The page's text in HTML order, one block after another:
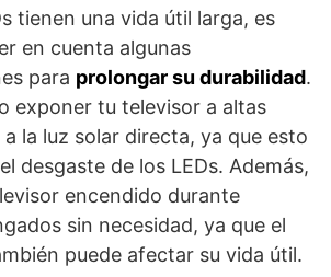
tienen una vida útil larga, es
en cuenta algunas
para prolongar su durabilidad.
exponer tu televisor a altas
la luz solar directa, ya que esto
desgaste de los LEDs. Además,
encendido durante
sin necesidad, ya que el
puede afectar su vida útil.